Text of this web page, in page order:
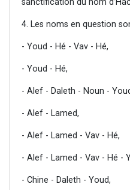
sanctification du nom
4. Les noms en question
- Youd - Hé - Vav - Hé,
- Youd - Hé,
- Alef - Daleth - Noun -
- Alef - Lamed,
- Alef - Lamed - Vav - Hé,
- Alef - Lamed - Vav - Hé -
- Chine - Daleth - Youd,